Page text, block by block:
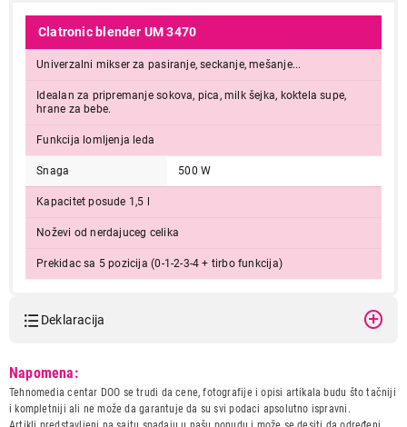
Clatronic blender UM 3470
Univerzalni mikser za pasiranje, seckanje, mešanje...
Idealan za pripremanje sokova, pica, milk šejka, koktela supe,
hrane za bebe.
Funkcija lomljenja leda
Snaga 500 W
Kapacitet posude 1,5 l
Noževi od nerdajuceg celika
Prekidac sa 5 pozicija (0-1-2-3-4 + tirbo funkcija)
Deklaracija
Naziv i vrsta robe:
BLENDER
Uvoznik:
CTC - UNIT d.o.o.
Napomena:
Tehnomedia centar DOO se trudi da cene, fotografije i opisi artikala budu što tačniji
i kompletniji ali ne može da garantuje da su svi podaci apsolutno ispravni.